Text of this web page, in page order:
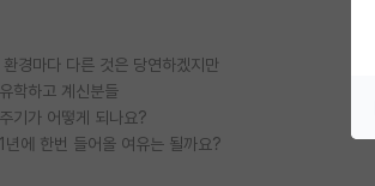
경마다 다른 것은 당연하겠지만
학하고 계신분들
기가 어떻게 되나요?
년에 한번 들어올 여유는 될까요?